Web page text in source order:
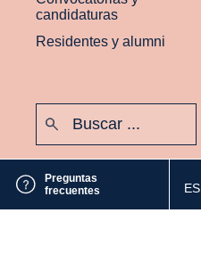
candidaturas
Residentes y alumni
Preguntas
frecuentes
ES